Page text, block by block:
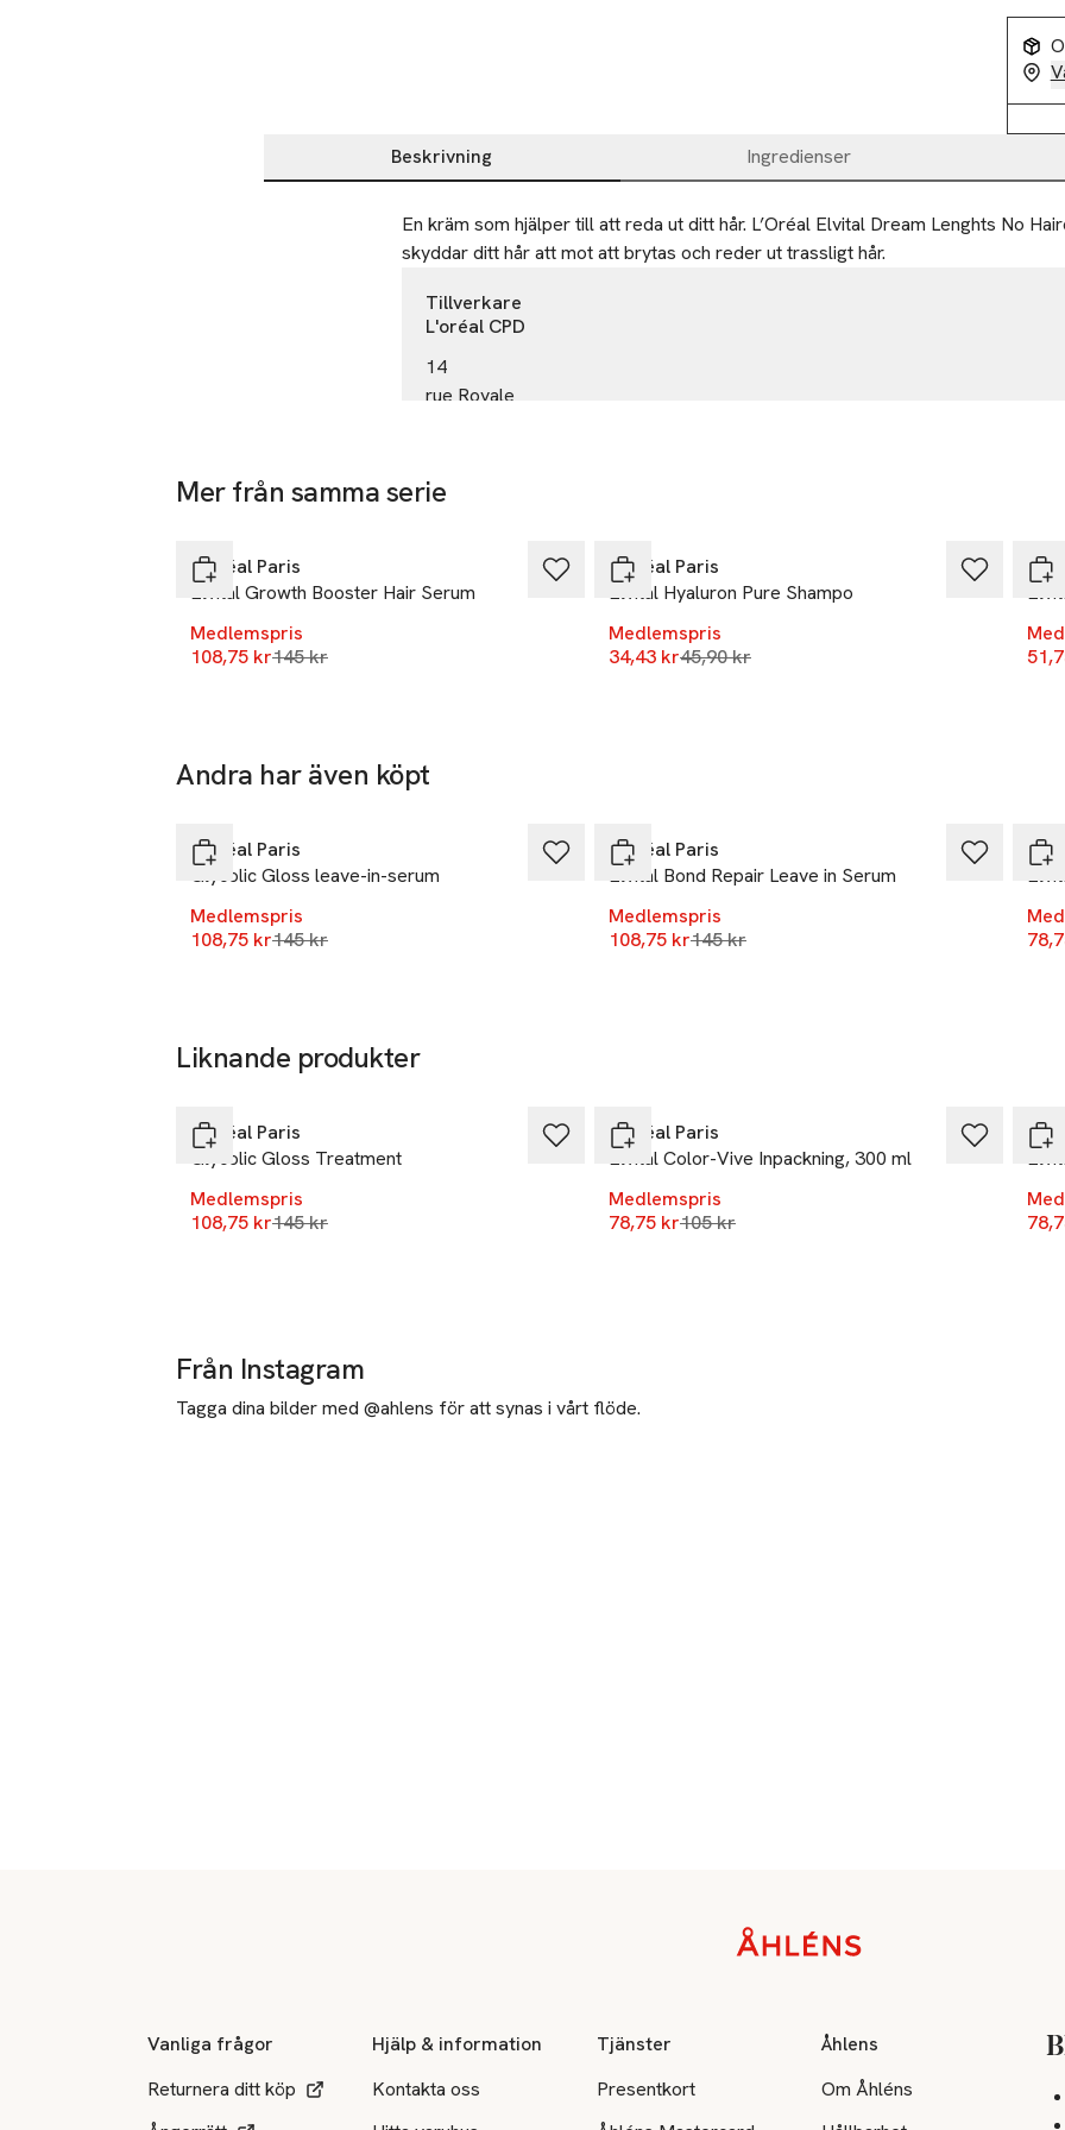
Beskrivning Ingredienser
Beskrivning
En kräm som hjälper till att reda ut ditt hår. L’Oréal Elvital Dream Lenghts No
skyddar ditt hår att mot att brytas och reder ut trassligt hår.
Tillverkare
L'oréal CPD
14
rue Royale
E-post
kontakt@loreal.com
Mer från samma serie
L'Oréal Paris
Elvital Growth Booster Hair Serum
Medlemspris
108,75 krLägsta pris 30 dagar
145 kr
L'Oréal Paris
Elvital Hyaluron Pure Shampo
Medlemspris
34,43 krLägsta pris 30 dagar
45,90 kr
Andra har även köpt
L'Oréal Paris
Glycolic Gloss leave-in-serum
Medlemspris
108,75 krLägsta pris 30 dagar
145 kr
L'Oréal Paris
Elvital Bond Repair Leave in Serum
Medlemspris
108,75 krLägsta pris 30 dagar
145 kr
Liknande produkter
L'Oréal Paris
Glycolic Gloss Treatment
Medlemspris
108,75 krLägsta pris 30 dagar
145 kr
L'Oréal Paris
Elvital Color-Vive Inpackning, 300 ml
Medlemspris
78,75 krLägsta pris 30 dagar
105 kr
Från Instagram
Tagga dina bilder med @ahlens för att synas i vårt flöde.
Vanliga frågor
Returnera ditt köp
Hjälp & information
Kontakta oss
Tjänster
Presentkort
Åhlens
Om Åhléns